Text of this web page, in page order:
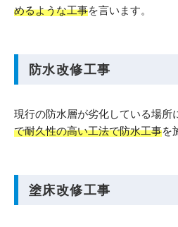
めるような工事を言います。
防水改修工事
現行の防水層が劣化している場所
で耐久性の高い工法で防水工事を
塗床改修工事